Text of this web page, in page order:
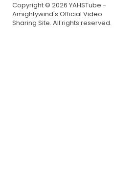
Copyright © 2026 YAHSTube -
Amightywind's Official Video
Sharing Site. All rights reserved.